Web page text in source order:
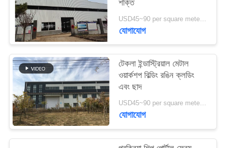
মামলা
সাইট
ম্যাপ
গোপনীয়তা
নীতি
শক্তি
USD45~90 per square meter MOQ:1000 বর্গ মিটার
যোগাযোগ
টেকলা ইন্ডাস্ট্রিয়াল মেটাল
ওয়ার্কশপ বিল্ডিং রঙিন ক্লডিং
এবং ছাদ
USD45~90 per square meter MOQ:1000 বর্গ মিটার
যোগাযোগ